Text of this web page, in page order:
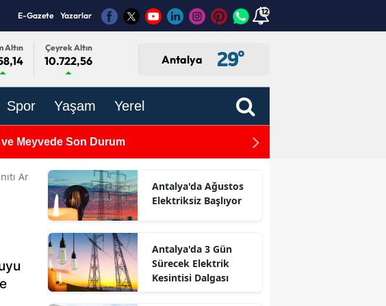
E-Gazete Yazarlar 12
Altın Çeyrek Altın
10.722,56 Antalya 29°
Spor Yaşam Yerel
Meyvede Son Durum TBMM'de Kabul Edildi:
Antalya'da!
Antalya'da Ağustos
Elektriksiz Başlıyor
Antalya'da 3 Gün
Sürecek Elektrik
Kesintisi Dalgası